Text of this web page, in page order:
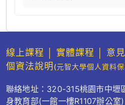
線上課程 實體課程 意
個資法說明 (元智大學個人資料
聯絡地址：320-315桃園市中壢
身教育部(一館一樓R1107辦公室)